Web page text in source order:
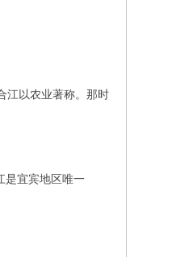
江以农业著称。那时
是宜宾地区唯一